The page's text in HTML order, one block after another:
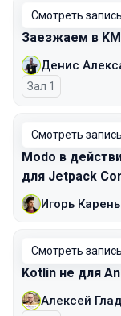
Смотреть запись
Заезжаем в
Денис
Зал 1
Смотреть запись
Modo в
для Jetpack
Игорь
Смотреть запись
Kotlin не для
Алексей